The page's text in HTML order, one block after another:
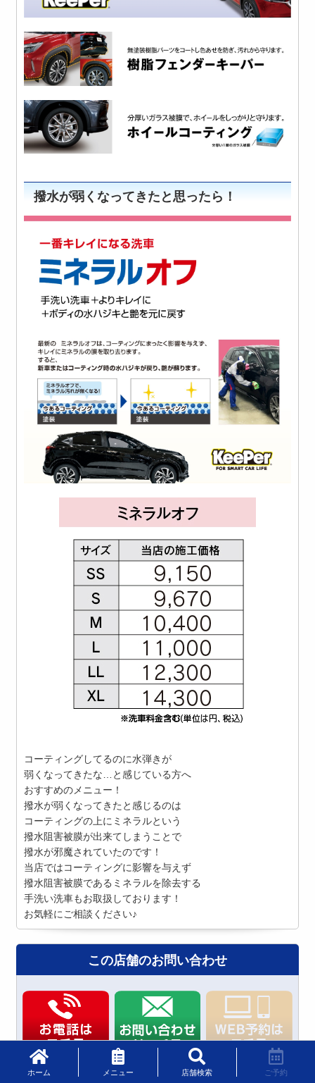
撥水が弱くなってきたと思ったら！
コーティングしてるのに水弾きが
弱くなってきたな…と感じている方へ
おすすめのメニュー！
撥水が弱くなってきたと感じるのは
コーティングの上にミネラルという
撥水阻害被膜が出来てしまうことで
撥水が邪魔されていたのです！
当店ではコーティングに影響を与えず
撥水阻害被膜であるミネラルを除去する
手洗い洗車もお取扱しております！
お気軽にご相談ください♪
この店舗のお問い合わせ
店舗情報編集
ホーム メニュー 店舗検索 ご予約